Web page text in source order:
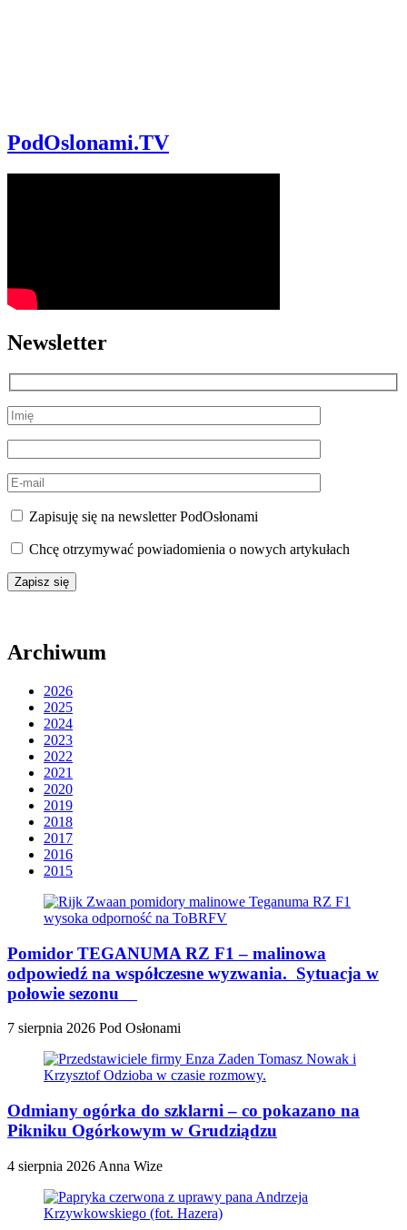
PodOslonami.TV
Newsletter
Zapisuję się na newsletter PodOsłonami
Chcę otrzymywać powiadomienia o nowych artykułach
Archiwum
2026
2025
2024
2023
2022
2021
2020
2019
2018
2017
2016
2015
Pomidor TEGANUMA RZ F1 – malinowa
odpowiedź na współczesne wyzwania. Sytuacja w
połowie sezonu
7 sierpnia 2026 Pod Osłonami
Odmiany ogórka do szklarni – co pokazano na
Pikniku Ogórkowym w Grudziądzu
4 sierpnia 2026 Anna Wize